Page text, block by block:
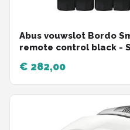
Abus vouwslot Bordo
remote control black -
€ 282,00